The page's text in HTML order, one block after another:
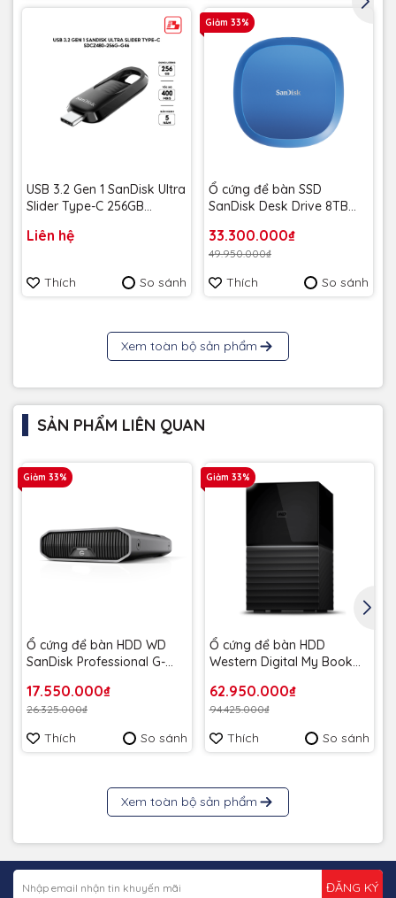
USB 3.2 Gen 1 SanDisk Ultra
Slider Type-C 256GB
G46 - Bảo hành 5 năm
Liên hệ
Thích So sánh
Giảm 33%
Ổ cứng để bàn SSD
SanDisk Desk Drive 8TB
SDSSDT40C-8T00-A25 -
Bảo Hành 3 năm
33.300.000₫
49.950.000₫
Thích So sánh
Xem toàn bộ sản phẩm
SẢN PHẨM LIÊN QUAN
Giảm 33%
Ổ cứng để bàn HDD WD
SanDisk Professional G-
012T-SBAAD - Bảo hành 3
năm
17.550.000₫
26.325.000₫
Thích So sánh
Giảm 33%
Ổ cứng để bàn HDD
Western Digital My Book
WDBFBE0440JBK-SESN -
Bảo hành 3 năm
62.950.000₫
94.425.000₫
Thích So sánh
Xem toàn bộ sản phẩm
ĐĂNG KÝ